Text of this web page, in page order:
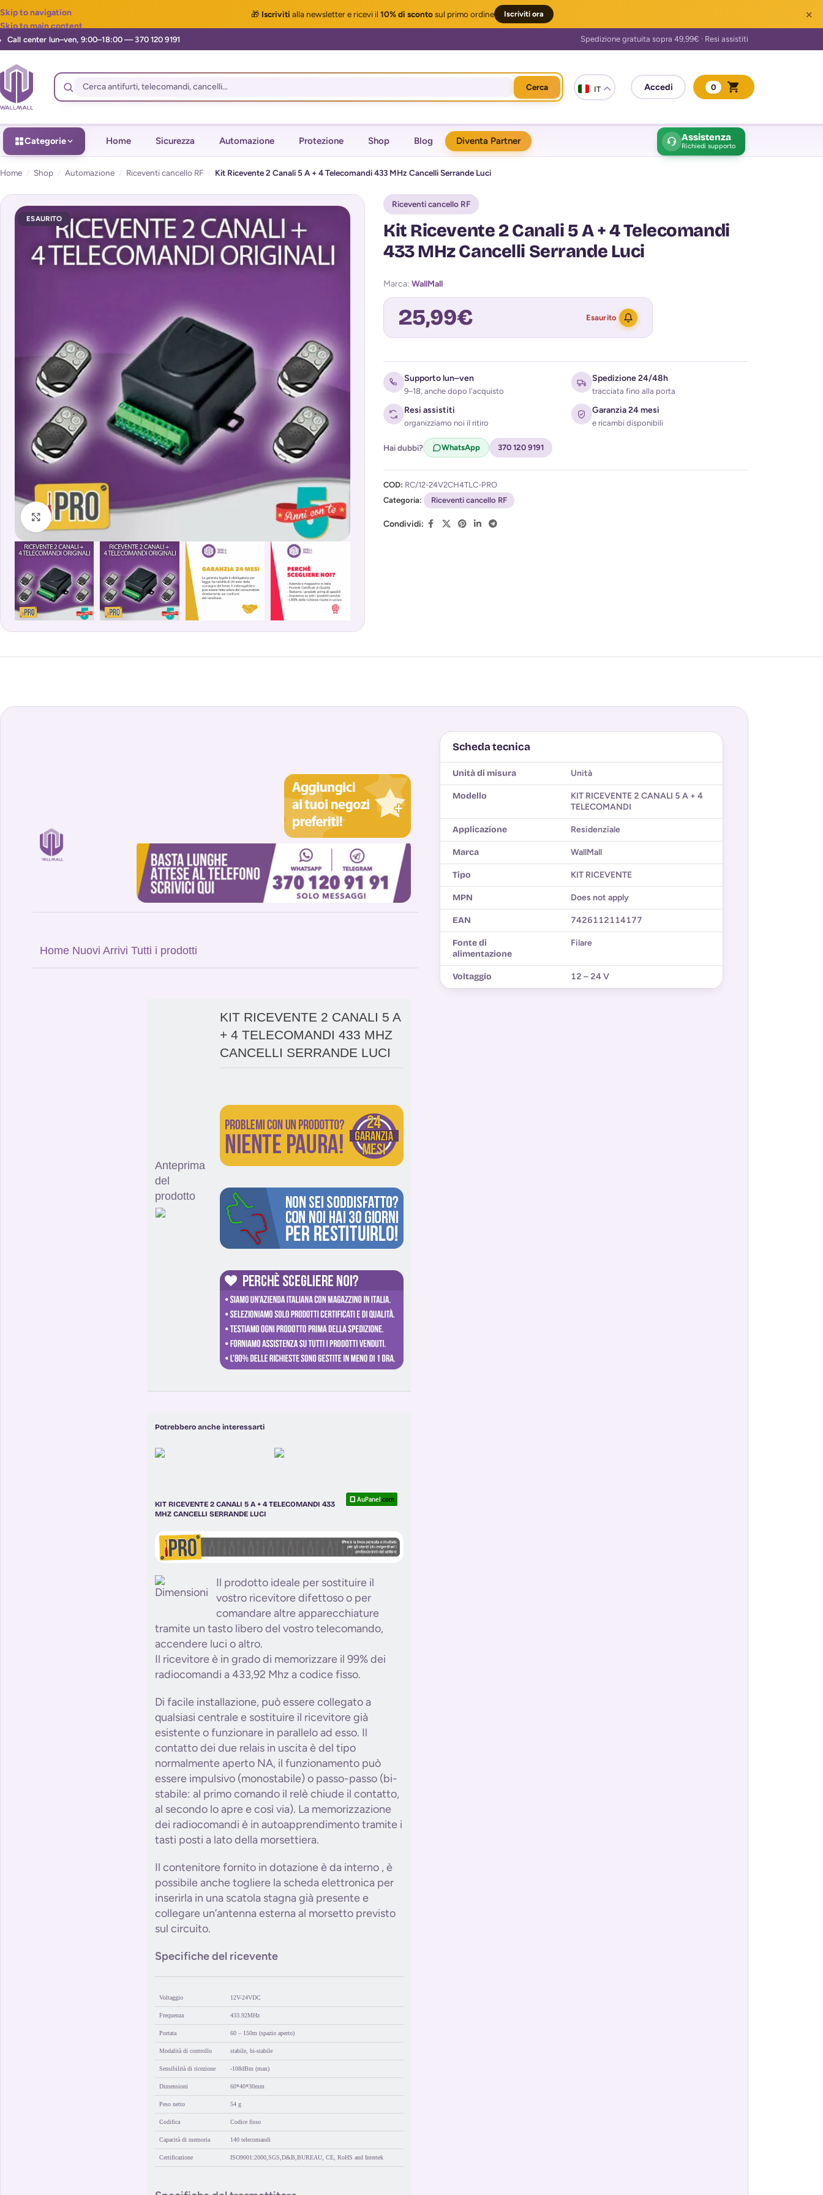
🎁 Iscriviti alla newslettere ricevi il 10% di scontosul primo ordine Iscriviti ora ×
Skip to navigation
Skip to main content
Cerca IT 0
Categorie Home Sicurezza Automazione Protezione Shop Blog Diventa Partner Assistenza
Richiedi supporto
Home / Shop / Automazione / Riceventi cancello RF / Kit Ricevente 2 Canali 5 A + 4 Telecomandi 433 MHz Cancelli Serrande Luci
ESAURITO
Clicca per ingrandire
Riceventi cancello RF
Kit Ricevente 2 Canali 5 A + 4 Telecomandi
433 MHz Cancelli Serrande Luci
Marca: WallMall
25,99€ Esaurito
Acconsento al trattamento dei miei dati per ricevere l'avviso di disponibilità
(Privacy Policy)
Supporto lun–ven
9–18, anche dopo l'acquisto
Spedizione 24/48h
tracciata fino alla porta
Resi assistiti
organizziamo noi il ritiro
Garanzia 24 mesi
e ricambi disponibili
Hai dubbi? WhatsApp 370 120 9191
COD: RC/12-24V2CH4TLC-PRO
Categoria:
Riceventi cancello RF
Condividi:
Home Nuovi Arrivi Tutti i prodotti
Anteprima
del
prodotto
KIT RICEVENTE 2 CANALI 5 A
+ 4 TELECOMANDI 433 MHZ
CANCELLI SERRANDE LUCI
Potrebbero anche interessarti
KIT RICEVENTE 2 CANALI 5 A + 4 TELECOMANDI 433
MHZ CANCELLI SERRANDE LUCI
Il prodotto ideale per sostituire il
vostro ricevitore difettoso o per
comandare altre apparecchiature
tramite un tasto libero del vostro telecomando,
accendere luci o altro.
Il ricevitore è in grado di memorizzare il 99% dei
radiocomandi a 433,92 Mhz a codice fisso.
Di facile installazione, può essere collegato a
qualsiasi centrale e sostituire il ricevitore già
esistente o funzionare in parallelo ad esso. Il
contatto dei due relais in uscita è del tipo
normalmente aperto NA, il funzionamento può
essere impulsivo (monostabile) o passo-passo (bi-
stabile: al primo comando il relè chiude il contatto,
al secondo lo apre e così via). La memorizzazione
dei radiocomandi è in autoapprendimento tramite i
tasti posti a lato della morsettiera.
Il contenitore fornito in dotazione è da interno , è
possibile anche togliere la scheda elettronica per
inserirla in una scatola stagna già presente e
collegare un’antenna esterna al morsetto previsto
sul circuito.
Specifiche del ricevente
Voltaggio 12V-24VDC
Frequenza 433.92MHz
Portata 60 – 150m (spazio aperto)
Modalità di controllo stabile, bi-stabile
Sensibilità di ricezione -108dBm (max)
Dimensioni 60*40*30mm
Peso netto 54 g
Codifica Codice fisso
Capacità di memoria 140 telecomandi
Certificazione ISO9001:2000,SGS,D&B,BUREAU, CE, RoHS and Intertek
Scheda tecnica
Unità di misura Unità
Modello
KIT RICEVENTE 2 CANALI 5 A + 4
TELECOMANDI
Applicazione Residenziale
Marca WallMall
Tipo KIT RICEVENTE
MPN Does not apply
EAN 7426112114177
Fonte di
alimentazione
Filare
Voltaggio 12 – 24 V